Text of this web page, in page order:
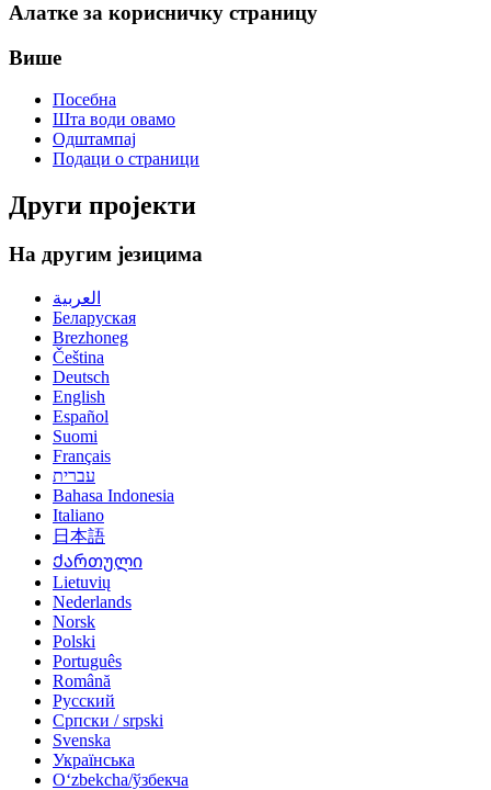
Алатке за корисничку страницу
Више
Посебна
Шта води овамо
Одштампај
Подаци о страници
Други пројекти
На другим језицима
العربية
Беларуская
Brezhoneg
Čeština
Deutsch
English
Español
Suomi
Français
עברית
Bahasa Indonesia
Italiano
日本語
Ქართული
Lietuvių
Nederlands
Norsk
Polski
Português
Română
Русский
Српски / srpski
Svenska
Українська
Oʻzbekcha/ўзбекча